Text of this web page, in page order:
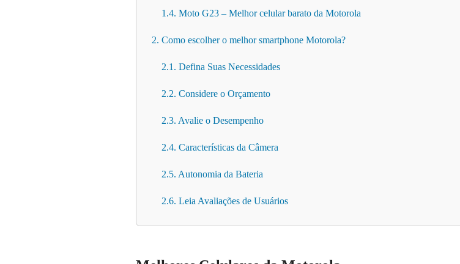
1.4. Moto G23 – Melhor celular barato da Motorola
2. Como escolher o melhor smartphone Motorola?
2.1. Defina Suas Necessidades
2.2. Considere o Orçamento
2.3. Avalie o Desempenho
2.4. Características da Câmera
2.5. Autonomia da Bateria
2.6. Leia Avaliações de Usuários